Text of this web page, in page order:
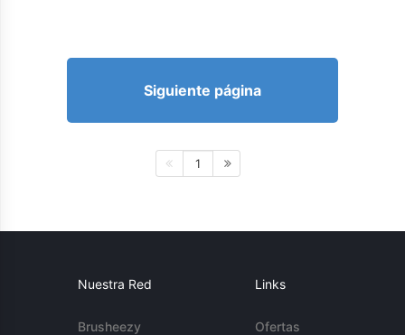
Siguiente página
1
Nuestra Red
Brusheezy
Links
Ofertas